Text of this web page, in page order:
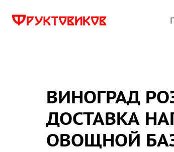
ВИНОГРАД
ДОСТАВКА
ОВОЩНОЙ